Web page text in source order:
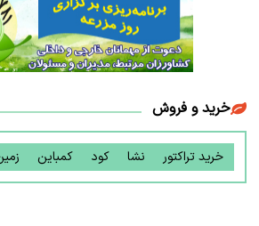
خرید و فروش
خرید تراکتور نشا کود کمباین